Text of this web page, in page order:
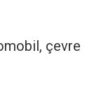
çevre